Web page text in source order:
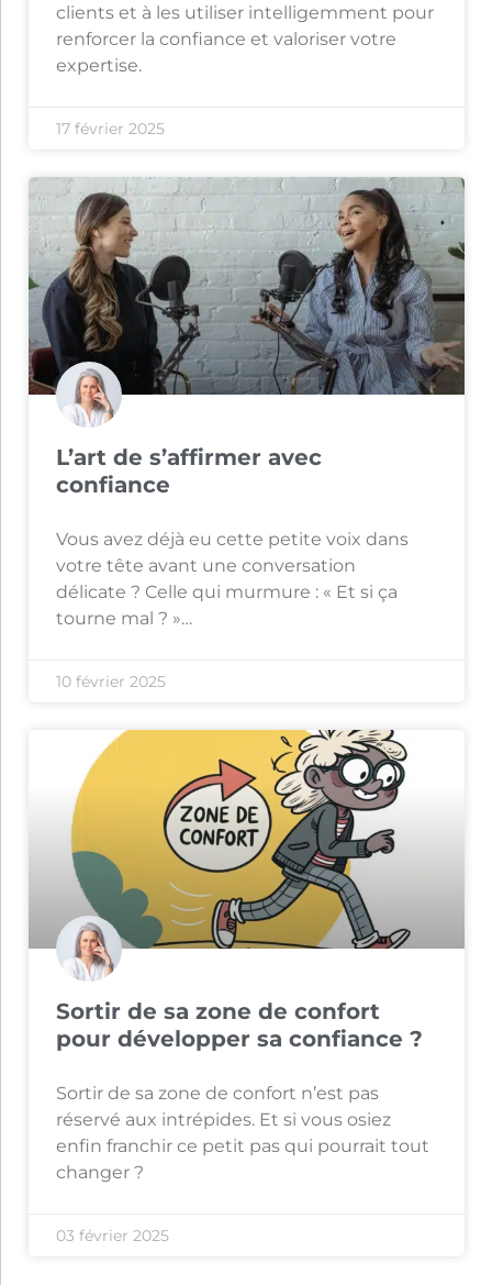
clients et à les utiliser intelligemment pour
renforcer la confiance et valoriser votre
expertise.
17 février 2025
L’art de s’affirmer avec
confiance
Vous avez déjà eu cette petite voix dans
votre tête avant une conversation
délicate ? Celle qui murmure : « Et si ça
tourne mal ? »…
10 février 2025
Sortir de sa zone de confort
pour développer sa confiance ?
Sortir de sa zone de confort n’est pas
réservé aux intrépides. Et si vous osiez
enfin franchir ce petit pas qui pourrait tout
changer ?
03 février 2025